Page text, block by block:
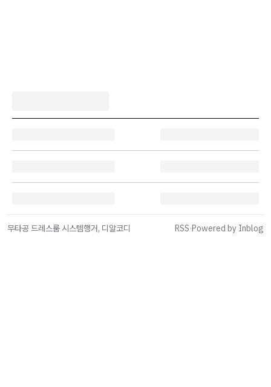
무타공 드레스룸 시스템행거, 디알코디 RSS·Powered by Inblog